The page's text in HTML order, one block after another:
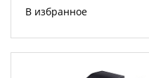
В избранное